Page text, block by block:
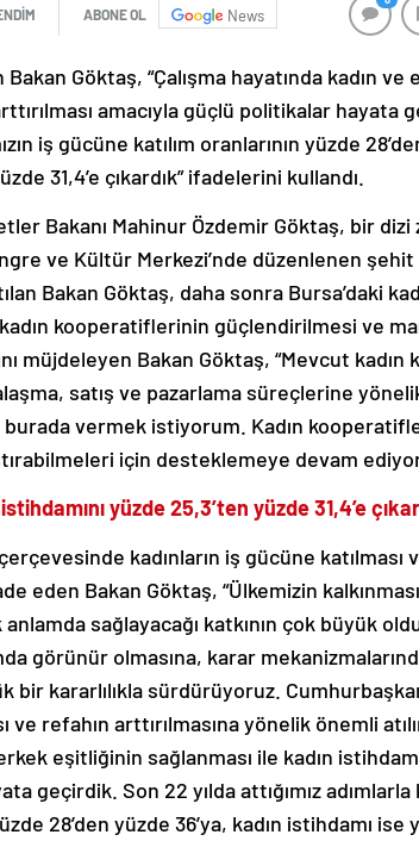
ABONE OL News
Göktaş, “Çalışma hayatında kadın
amacıyla güçlü politikalar hayata
iş gücüne katılım oranlarının yüzde
31,4’e çıkardık” ifadelerini kullandı.
Bakanı Mahinur Özdemir Göktaş, bir
ve Kültür Merkezi’nde düzenlenen şehit
Bakan Göktaş, daha sonra Bursa’daki
kooperatiflerinin güçlendirilmesi ve
müjdeleyen Bakan Göktaş, “Mevcut
satış ve pazarlama süreçlerine
burada vermek istiyorum. Kadın
için desteklemeye devam
yüzde 25,3’ten yüzde 31,4’e
kadınların iş gücüne katılması
eden Bakan Göktaş, “Ülkemizin
anlamda sağlayacağı katkının çok büyük
görünür olmasına, karar
bir kararlılıkla sürdürüyoruz.
ve refahın arttırılmasına yönelik önemli
eşitliğinin sağlanması ile kadın
geçirdik. Son 22 yılda attığımız adımlarla
28’den yüzde 36’ya, kadın istihdamı ise